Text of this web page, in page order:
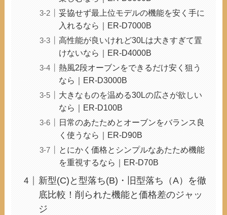
妥協せず最上位モデルの機能を安く手に
入れるなら｜ER-D7000B
高性能が良いけれど30Lは大きすぎて置
けないなら｜ER-D4000B
熱風2段オーブンをできるだけ安く狙う
なら｜ER-D3000B
大きなものを温める30Lの広さが欲しい
なら｜ER-D100B
日常のあたためとオーブンをバランス良
く使うなら｜ER-D90B
とにかく価格とシンプルなあたため機能
を重視するなら｜ER-D70B
新型(C)と型落ち(B)・旧型落ち（A）を徹
底比較！削られた機能と価格差のジャッ
ジ